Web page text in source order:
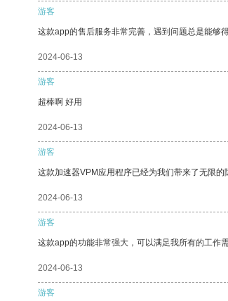
游客
这款app的售后服务非常完善，遇到问题总是能够
2024-06-13
游客
超棒啊 好用
2024-06-13
游客
这款加速器VPM应用程序已经为我们带来了无限的
2024-06-13
游客
这款app的功能非常强大，可以满足我所有的工作
2024-06-13
游客